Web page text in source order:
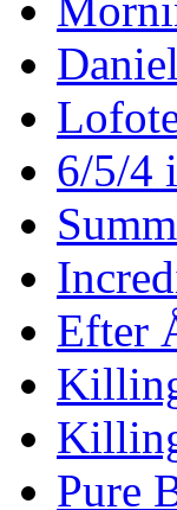
6/5/4
Efter
Pure